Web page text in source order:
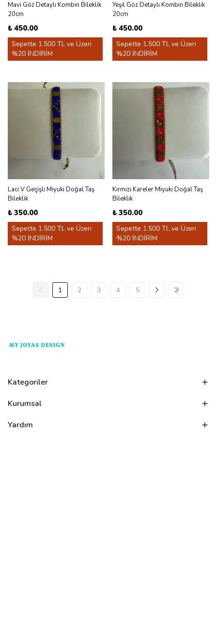
Mavi Göz Detaylı Kombin Bileklik
20cm
₺ 450.00
Sepette 1.500 TL ve Üzeri
%20 İNDİRİM
Yeşil Göz Detaylı Kombin Bileklik
20cm
₺ 450.00
Sepette 1.500 TL ve Üzeri
%20 İNDİRİM
Laci V Geçişli Miyuki Doğal Taş
Bileklik
₺ 350.00
Sepette 1.500 TL ve Üzeri
%20 İNDİRİM
Kırmızı Kareler Miyuki Doğal Taş
Bileklik
₺ 350.00
Sepette 1.500 TL ve Üzeri
%20 İNDİRİM
1 2 3 4 5
Kategoriler
Kurumsal
Yardım